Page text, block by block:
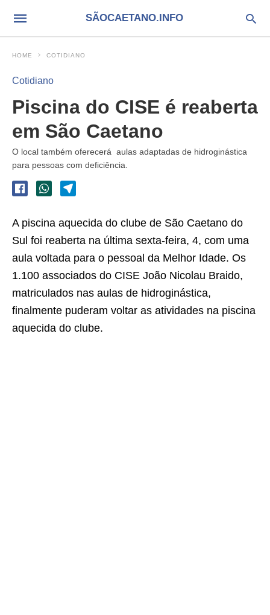
SÃOCAETANO.INFO
HOME COTIDIANO
Cotidiano
Piscina do CISE é reaberta
em São Caetano
O local também oferecerá aulas adaptadas de hidroginástica
para pessoas com deficiência.
A piscina aquecida do clube de São Caetano do
Sul foi reaberta na última sexta-feira, 4, com uma
aula voltada para o pessoal da Melhor Idade. Os
1.100 associados do CISE João Nicolau Braido,
matriculados nas aulas de hidroginástica,
finalmente puderam voltar as atividades na piscina
aquecida do clube.